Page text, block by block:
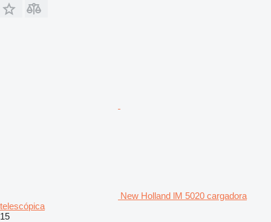
New Holland lM 5020 cargadora
telescópica
15